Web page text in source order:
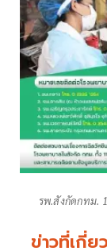
รพ.สังกัดกทม.
ข่าวที่เกี่